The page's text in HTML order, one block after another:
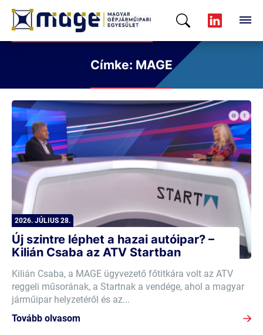
Címke: MAGE
2026. JÚLIUS 28.
Új szintre léphet a hazai autóipar? –
Kilián Csaba az ATV Startban
Kilián Csaba, a MAGE ügyvezető főtitkára volt az ATV
reggeli műsorának, a Startnak a vendége, ahol a magyar
járműipar helyzetéről és az...
Tovább olvasom